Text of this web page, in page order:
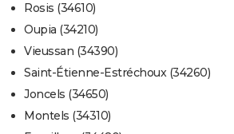
Rosis (34610)
Oupia (34210)
Vieussan (34390)
Saint-Étienne-Estréchoux (34260)
Joncels (34650)
Montels (34310)